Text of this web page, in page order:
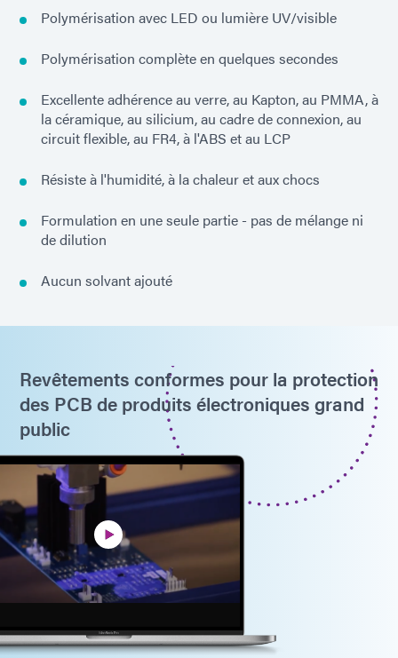
Polymérisation avec LED ou lumière UV/visible
Polymérisation complète en quelques secondes
Excellente adhérence au verre, au Kapton, au PMMA, à
la céramique, au silicium, au cadre de connexion, au
circuit flexible, au FR4, à l'ABS et au LCP
Résiste à l'humidité, à la chaleur et aux chocs
Formulation en une seule partie - pas de mélange ni
de dilution
Aucun solvant ajouté
Revêtements conformes pour la protection
des PCB de produits électroniques grand
public